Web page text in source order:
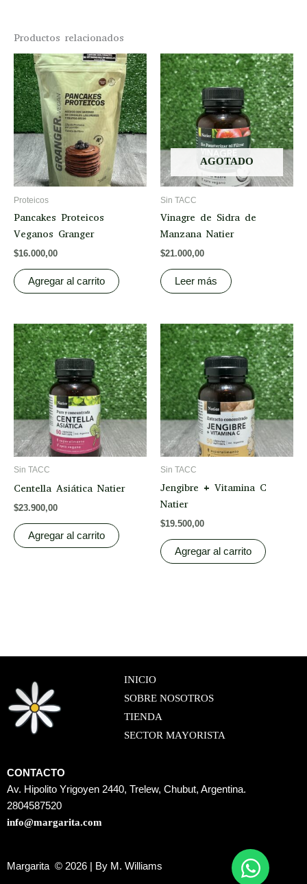
Productos relacionados
Proteicos
Pancakes Proteicos
Veganos Granger
$16.000,00
Agregar al carrito
AGOTADO
Sin TACC
Vinagre de Sidra de
Manzana Natier
$21.000,00
Leer más
Sin TACC
Centella Asiática Natier
$23.900,00
Agregar al carrito
Sin TACC
Jengibre + Vitamina C
Natier
$19.500,00
Agregar al carrito
INICIO
SOBRE NOSOTROS
TIENDA
SECTOR MAYORISTA
CONTACTO
Av. Hipolito Yrigoyen 2440, Trelew, Chubut, Argentina.
2804587520
info@margarita.com
Margarita © 2026 | By M. Williams